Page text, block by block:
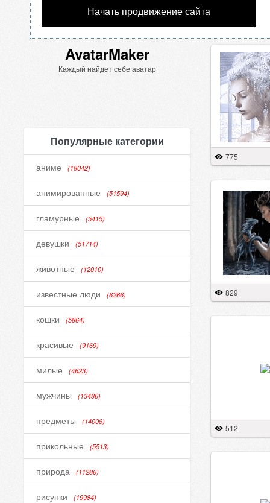
Начать продвижение сайта
AvatarMaker
Каждый найдет себе аватар
Популярные категории
аниме (18042)
анимированные (51594)
гламурные (5415)
девушки (51714)
животные (12010)
известные люди (6266)
кошки (5864)
красивые (9169)
милые (4623)
мужчины (13486)
предметы (14006)
прикольные (5513)
природа (11286)
рисунки (19984)
775
829
512